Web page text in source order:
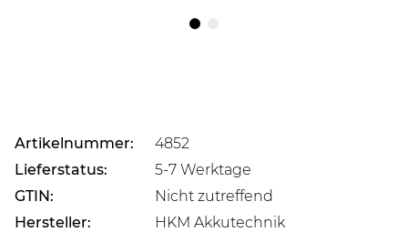
Artikelnummer:
4852
Lieferstatus:
5-7 Werktage
GTIN:
Nicht zutreffend
Hersteller:
HKM Akkutechnik